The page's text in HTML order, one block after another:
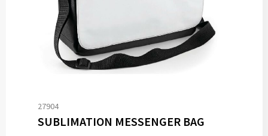
27904
SUBLIMATION MESSENGER BAG